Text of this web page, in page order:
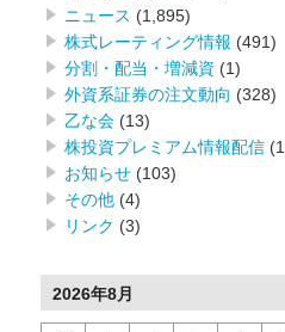
ニュース (1,895)
株式レーティング情報 (491)
分割・配当・増減資 (1)
外資系証券の注文動向 (328)
乙な会 (13)
株投資プレミアム情報配信
お知らせ (103)
その他 (4)
リンク (3)
2026年8月